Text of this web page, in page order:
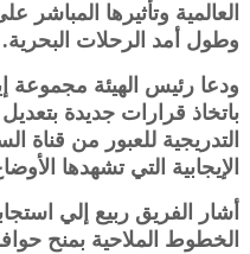
العالمية وتأثيرها المباشر
وطول أمد الرحلات البحرية.
ودعا رئيس الهيئة مجموعة
باتخاذ قرارات جديدة
التدريجية للعبور من
الإيجابية التي تشهدها
أشار الفريق ربيع إلي